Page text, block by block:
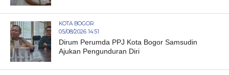
KOTA BOGOR
05/08/2026 14:51
Dirum Perumda PPJ Kota Bogor Samsudin
Ajukan Pengunduran Diri